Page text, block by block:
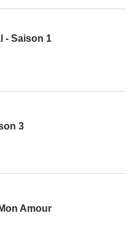
- Saison 1
3
Amour